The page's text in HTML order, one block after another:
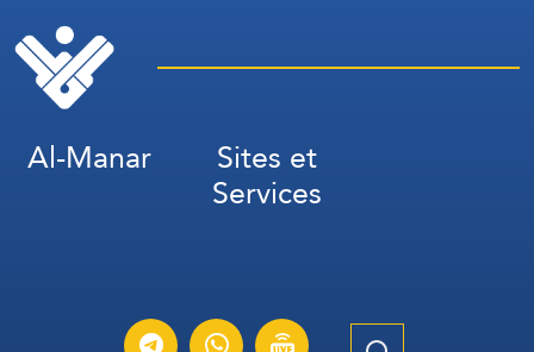
Al-Manar Sites et
Services